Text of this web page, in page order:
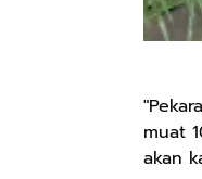
muat
akan